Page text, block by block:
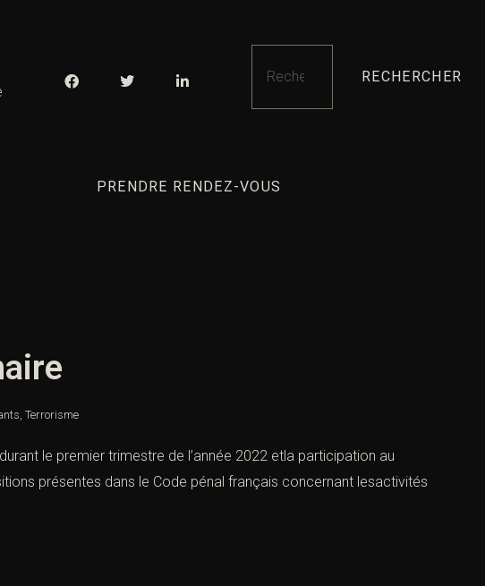
RECHERCHER
PRENDRE RENDEZ-VOUS
, Terrorisme
le premier trimestre de l’année 2022 etla participation au
présentes dans le Code pénal français concernant lesactivités